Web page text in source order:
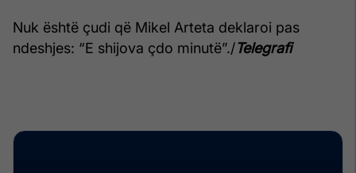
Nuk është çudi që Mikel Arteta deklaroi pas
ndeshjes: “E shijova çdo minutë”./Telegrafi